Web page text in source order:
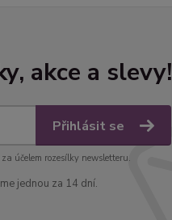
akce a slevy!
Přihlásit se
účelem rozesílky newsletteru.
jednou za 14 dní.